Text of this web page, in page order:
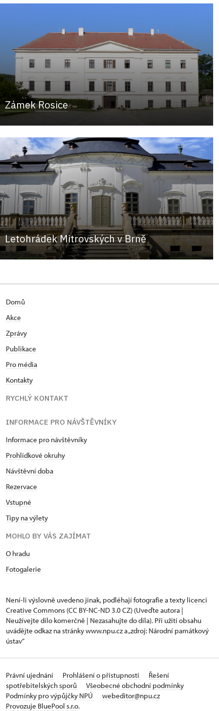
Zámek Rosice
Letohrádek Mitrovských v Brně
Domů
Akce
Zprávy
Publikace
Pro média
Kontakty
RYCHLÝ KONTAKT
INFORMACE PRO NÁVŠTĚVNÍKY
Informace pro návštěvníky
Prohlídkové okruhy
Návštěvní doba
Rezervace
Vstupné
Tipy na výlety
MOHLO BY VÁS ZAJÍMAT
O hradu
Fotogalerie
Není-li výslovně uvedeno jinak, podléhají fotografie a texty licenci
Creative Commons (CC BY-NC-ND 3.0 CZ) (Uveďte autora |
Neužívejte dílo komerčně | Nezasahujte do díla). Při užití obsahu
uvádějte odkaz na stránky www.npu.cz a „zdroj: Národní památkový
ústav“
Právní ujednání Prohlášení o přístupnosti
Řešení
spotřebitelských sporů
Všeobecné obchodní podmínky
Podmínky pro výpůjčky NPÚ
webeditor@npu.cz
Provozuje BluePool s.r.o.